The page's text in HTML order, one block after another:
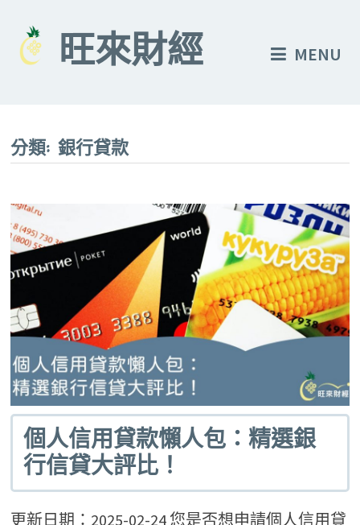
content
旺來財經 MENU
分類:銀行貸款
個人信用貸款懶人包：精選銀
行信貸大評比！
更新日期：2025-02-24 您是否想申請個人信用貸